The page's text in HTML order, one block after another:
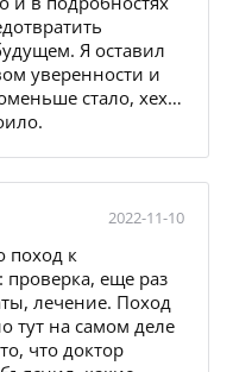
Я оставил
уверенности и
стало, хех…
2022-11-10
поход к
проверка, еще раз
лечение. Поход
тут на самом деле
что доктор